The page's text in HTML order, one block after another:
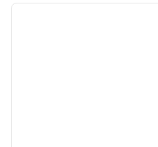
1 di 11